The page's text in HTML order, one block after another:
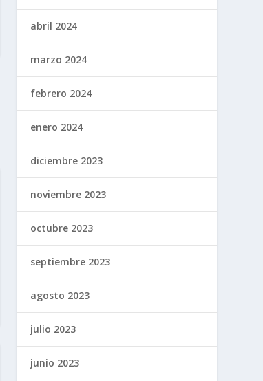
abril 2024
marzo 2024
febrero 2024
enero 2024
diciembre 2023
noviembre 2023
octubre 2023
septiembre 2023
agosto 2023
julio 2023
junio 2023